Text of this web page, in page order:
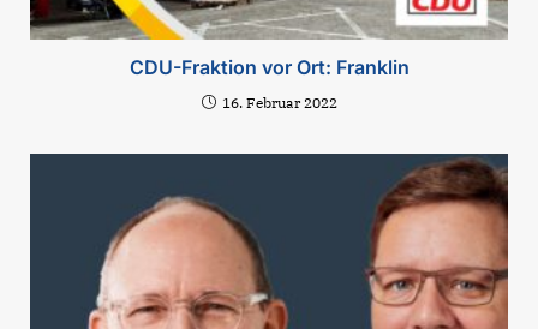
CDU-Fraktion vor Ort: Franklin
16. Februar 2022